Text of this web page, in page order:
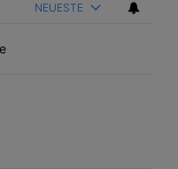
NEUESTE